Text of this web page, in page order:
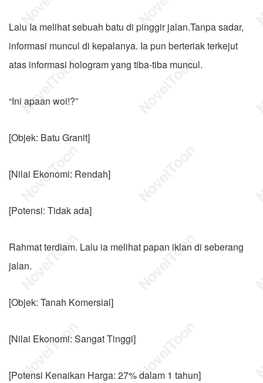
Lalu Ia melihat sebuah batu di pinggir jalan.Tanpa sadar,
informasi muncul di kepalanya. Ia pun berteriak terkejut
atas informasi hologram yang tiba-tiba muncul.
“Ini apaan woi!?”
[Objek: Batu Granit]
[Nilai Ekonomi: Rendah]
[Potensi: Tidak ada]
Rahmat terdiam. Lalu ia melihat papan iklan di seberang
jalan.
[Objek: Tanah Komersial]
[Nilai Ekonomi: Sangat Tinggi]
[Potensi Kenaikan Harga: 27% dalam 1 tahun]